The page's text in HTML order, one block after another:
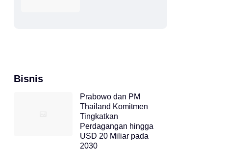
Bisnis
Prabowo dan PM
Thailand Komitmen
Tingkatkan
Perdagangan hingga
USD 20 Miliar pada
2030